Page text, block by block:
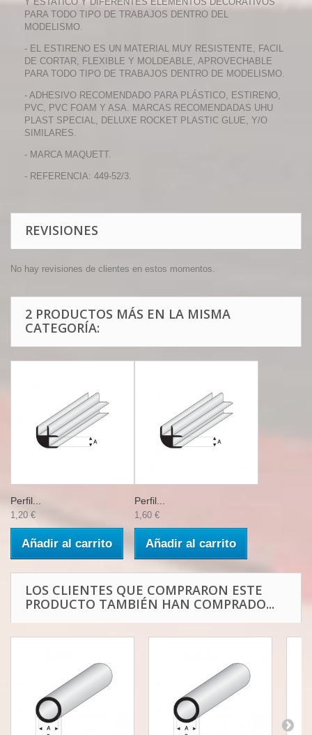
PARA TODO TIPO DE TRABAJOS DENTRO DEL
MODELISMO.
- EL ESTIRENO ES UN MATERIAL MUY RESISTENTE, FACIL
DE CORTAR, FLEXIBLE Y MOLDEABLE, APROVECHABLE
PARA TODO TIPO DE TRABAJOS DENTRO DE MODELISMO.
- ADHESIVO RECOMENDADO PARA PLÁSTICO, ESTIRENO,
PVC, PVC FOAM Y ASA. MARCAS RECOMENDADAS UHU
PLAST SPECIAL, DELUXE ROCKET PLASTIC GLUE, Y/O
SIMILARES.
- MARCA MAQUETT.
- REFERENCIA: 449-52/3.
REVISIONES
No hay revisiones de clientes en estos momentos.
2 PRODUCTOS MÁS EN LA MISMA
CATEGORÍA:
Perfil...
1,20 €
Añadir al carrito
Perfil...
1,60 €
Añadir al carrito
LOS CLIENTES QUE COMPRARON ESTE
PRODUCTO TAMBIÉN HAN COMPRADO...